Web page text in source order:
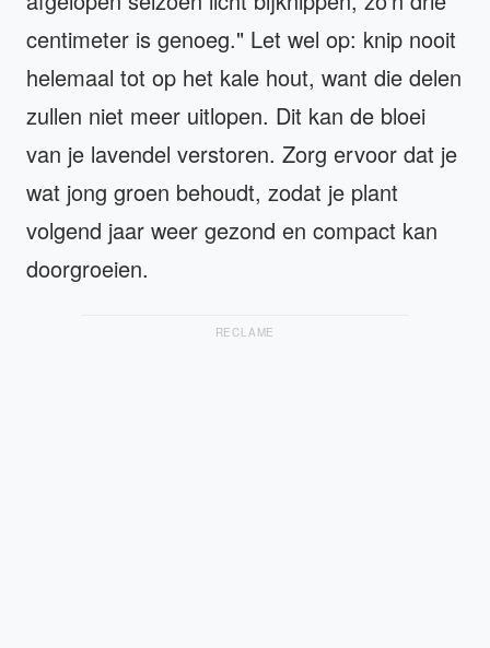
centimeter is genoeg." Let wel op: knip nooit
helemaal tot op het kale hout, want die delen
zullen niet meer uitlopen. Dit kan de bloei
van je lavendel verstoren. Zorg ervoor dat je
wat jong groen behoudt, zodat je plant
volgend jaar weer gezond en compact kan
doorgroeien.
RECLAME